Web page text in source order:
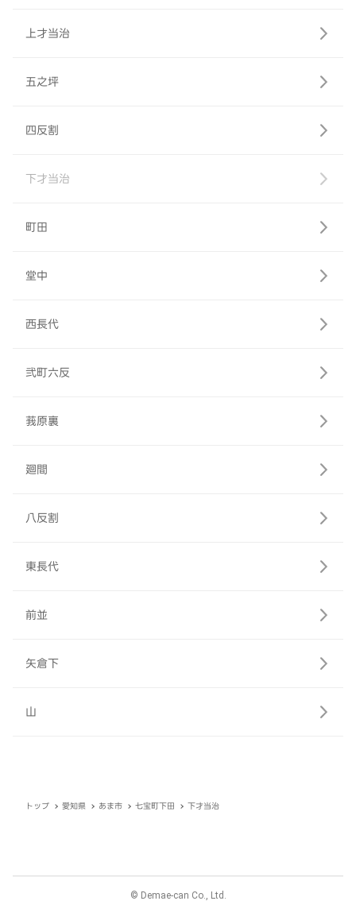
上才当治
五之坪
四反割
下才当治
町田
堂中
西長代
弐町六反
莪原裏
廻間
八反割
東長代
前並
矢倉下
山
トップ 愛知県 あま市 七宝町下田 下才当治
© Demae-can Co., Ltd.